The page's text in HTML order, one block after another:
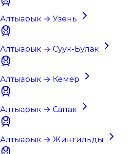
Алтыарык → Узень
Алтыарык → Суук-Булак
Алтыарык → Кемер
Алтыарык → Сапак
Алтыарык → Жингильды